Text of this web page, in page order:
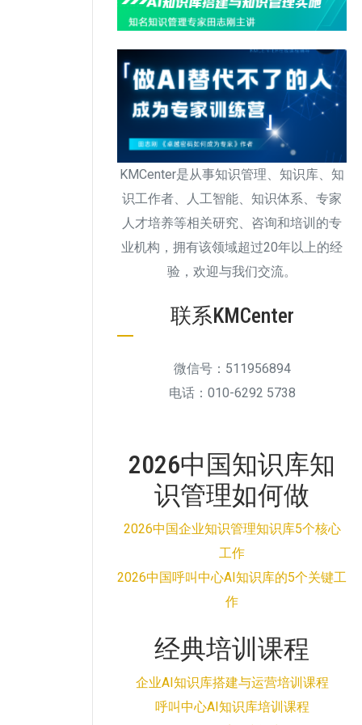
KMCenter是从事知识管理、知识库、知
识工作者、人工智能、知识体系、专家
人才培养等相关研究、咨询和培训的专
业机构，拥有该领域超过20年以上的经
验，欢迎与我们交流。
联系KMCenter
微信号：511956894
电话：010-6292 5738
2026中国知识库知
识管理如何做
2026中国企业知识管理知识库5个核心
工作
2026中国呼叫中心AI知识库的5个关键工
作
经典培训课程
企业AI知识库搭建与运营培训课程
呼叫中心AI知识库培训课程